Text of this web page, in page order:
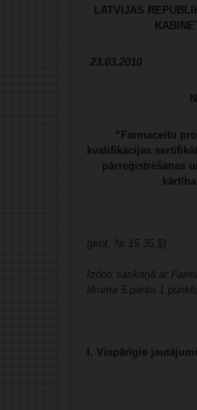
LATVIJAS
23.03.2010
“Farmaceitu
kvalifikācijas
pārreģistrēšanas
(prot. Nr.15 35.§)
Izdoti saskaņā ar
likuma 5.panta
I. Vispārīgie jautājumi